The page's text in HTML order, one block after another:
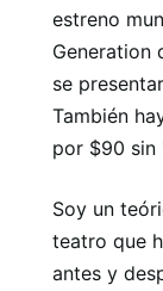
estreno
Generation
se
También
por $90 sin
Soy un
teatro que
antes y